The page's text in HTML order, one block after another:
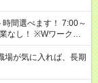
ワークの
業はご案内できませ
会保険への加入対象
則禁止）により、
合があります
が気に入れば、長期